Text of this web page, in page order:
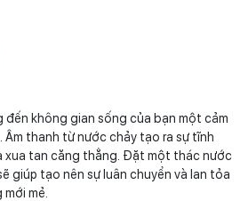
đến không gian sống của bạn một cảm
Âm thanh từ nước chảy tạo ra sự tĩnh
xua tan căng thẳng. Đặt một thác nước
giúp tạo nên sự luân chuyển và lan tỏa
mẻ.